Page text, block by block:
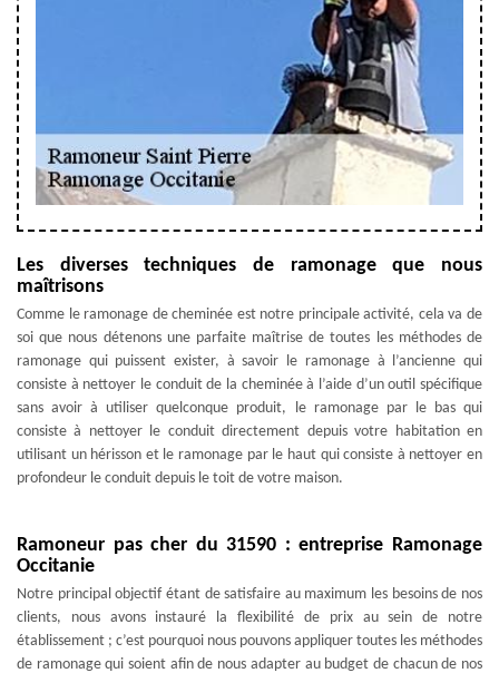
Les diverses techniques de ramonage que nous
maîtrisons
Comme le ramonage de cheminée est notre principale activité, cela va de
soi que nous détenons une parfaite maîtrise de toutes les méthodes de
ramonage qui puissent exister, à savoir le ramonage à l’ancienne qui
consiste à nettoyer le conduit de la cheminée à l’aide d’un outil spécifique
sans avoir à utiliser quelconque produit, le ramonage par le bas qui
consiste à nettoyer le conduit directement depuis votre habitation en
utilisant un hérisson et le ramonage par le haut qui consiste à nettoyer en
profondeur le conduit depuis le toit de votre maison.
Ramoneur pas cher du 31590 : entreprise Ramonage
Occitanie
Notre principal objectif étant de satisfaire au maximum les besoins de nos
clients, nous avons instauré la flexibilité de prix au sein de notre
établissement ; c’est pourquoi nous pouvons appliquer toutes les méthodes
de ramonage qui soient afin de nous adapter au budget de chacun de nos